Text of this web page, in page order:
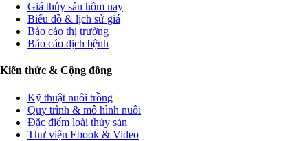
Giá thủy sản hôm nay
Biểu đồ & lịch sử giá
Báo cáo thị trường
Báo cáo dịch bệnh
Kiến thức & Cộng đồng
Kỹ thuật nuôi trồng
Quy trình & mô hình nuôi
Đặc điểm loài thủy sản
Thư viện Ebook & Video